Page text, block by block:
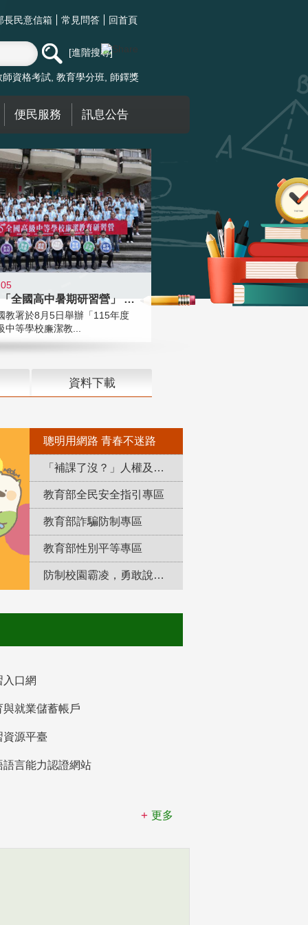
長民意信箱 常見問答 回首頁
進階搜尋
師資格考試 教育學分班 師鐸獎
便民服務 訊息公告
國教署「全國高中暑期研習營」 以多
教署於8月5日舉辦「115年度
中等學校廉潔教...
資料下載
聰明用網路 青春不迷路
「補課了沒？」人權及轉型正義教育專區
教育部全民安全指引專區
教育部詐騙防制專區
教育部性別平等專區
防制校園霸凌，勇敢說出來！
入口網
與就業儲蓄帳戶
資源平臺
語言能力認證網站
更多